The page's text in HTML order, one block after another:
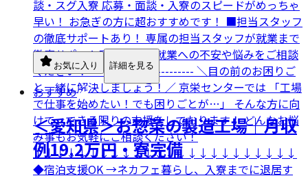
談・スグ入寮 応募・面談・入寮のスピードがめっちゃ
早い！ お急ぎの方に超おすすめです！ ■担当スタッフ
の徹底サポートあり！ 専属の担当スタッフが就業まで
徹底サポート致します。 就業への不安や悩みをご相談
ください！ ------------------------- ＼目の前のお困りご
と一緒に解決しましょう！／ 京栄センターでは 「工場
で仕事を始めたい！でも困りごとが…」 そんな方に向
けて、できる限りの支援をしております！ どんなお悩
み事もお気軽にご相談ください！
↓↓↓↓↓↓↓↓↓↓↓↓↓↓↓↓↓↓↓↓↓↓↓↓
◆宿泊支援OK →ネカフェ暮らし、入寮までに退居す
お気に入り 詳細を見る
おすすめ
＜愛知県＞お惣菜の製造工場｜月収
例19.2万円・寮完備